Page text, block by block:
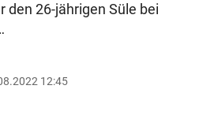
26-jährigen Süle bei
12:45